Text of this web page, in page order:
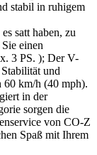
stabil in ruhigem
satt haben, zu
einen
3 PS. ); Der V-
und
km/h (40 mph).
in der
sorgen die
von CO-Z
Spaß mit Ihrem